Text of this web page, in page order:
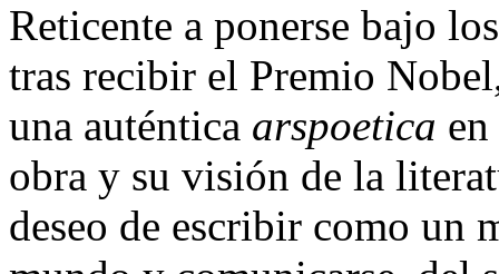
Reticente a ponerse bajo
tras recibir el Premio
una auténtica arspoetica
obra y su visión de la
deseo de escribir como un